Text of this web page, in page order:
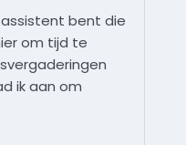
bent die
om tijd te
ik aan om